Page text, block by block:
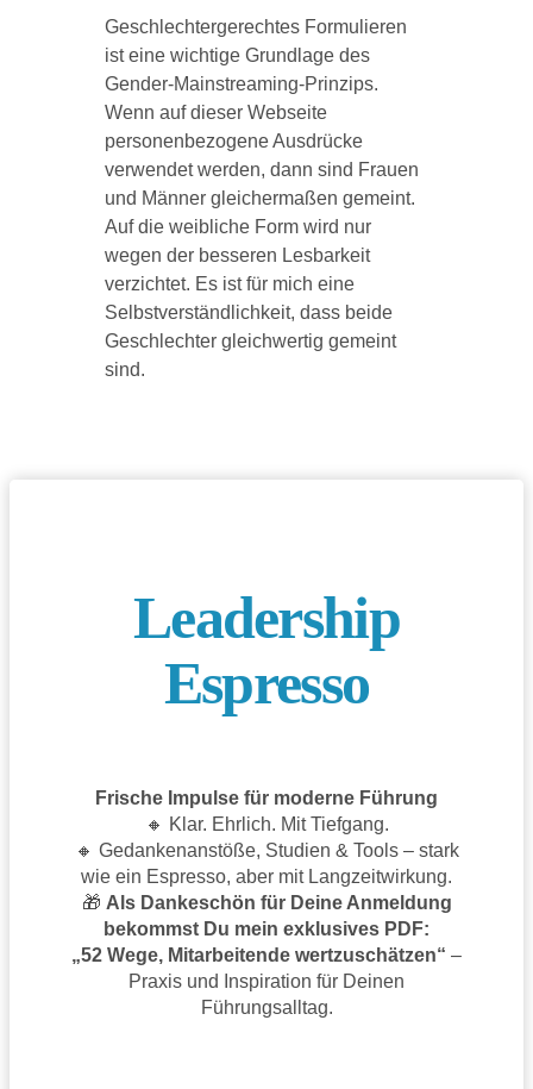
Geschlechtergerechtes Formulieren
ist eine wichtige Grundlage des
Gender-Mainstreaming-Prinzips.
Wenn auf dieser Webseite
personenbezogene Ausdrücke
verwendet werden, dann sind Frauen
und Männer gleichermaßen gemeint.
Auf die weibliche Form wird nur
wegen der besseren Lesbarkeit
verzichtet. Es ist für mich eine
Selbstverständlichkeit, dass beide
Geschlechter gleichwertig gemeint
sind.
Leadership
Espresso
Frische Impulse für moderne Führung
🔸 Klar. Ehrlich. Mit Tiefgang.
🔸 Gedankenanstöße, Studien & Tools – stark
wie ein Espresso, aber mit Langzeitwirkung.
🎁 Als Dankeschön für Deine Anmeldung
bekommst Du mein exklusives PDF:
„52 Wege, Mitarbeitende wertzuschätzen“ –
Praxis und Inspiration für Deinen
Führungsalltag.